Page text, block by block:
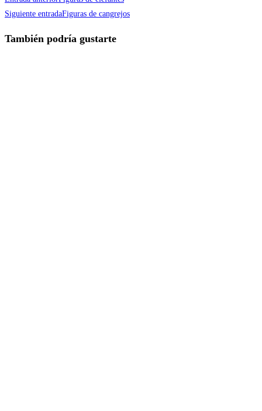
Siguiente entradaFiguras de cangrejos
También podría gustarte